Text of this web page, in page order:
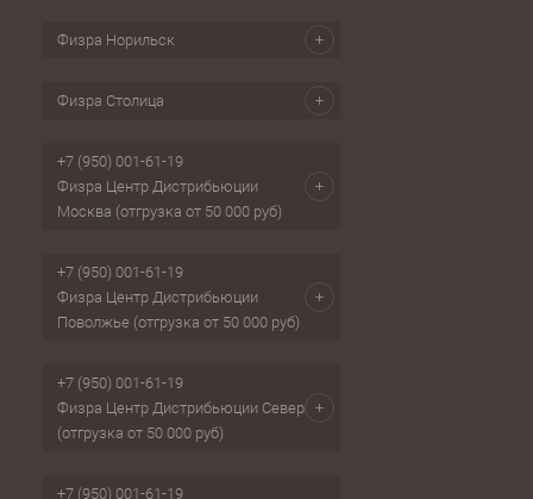
Физра Норильск
Физра Столица
+7 (950) 001-61-19
Физра Центр Дистрибьюции
Москва (отгрузка от 50 000 руб)
+7 (950) 001-61-19
Физра Центр Дистрибьюции
Поволжье (отгрузка от 50 000 руб)
+7 (950) 001-61-19
Физра Центр Дистрибьюции Север
(отгрузка от 50 000 руб)
+7 (950) 001-61-19